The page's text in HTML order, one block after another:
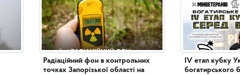
Радіаційний фон в контрольних
точках Запорізької області на
IV етап кубку
богатирського